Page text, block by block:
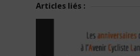
Articles liés :